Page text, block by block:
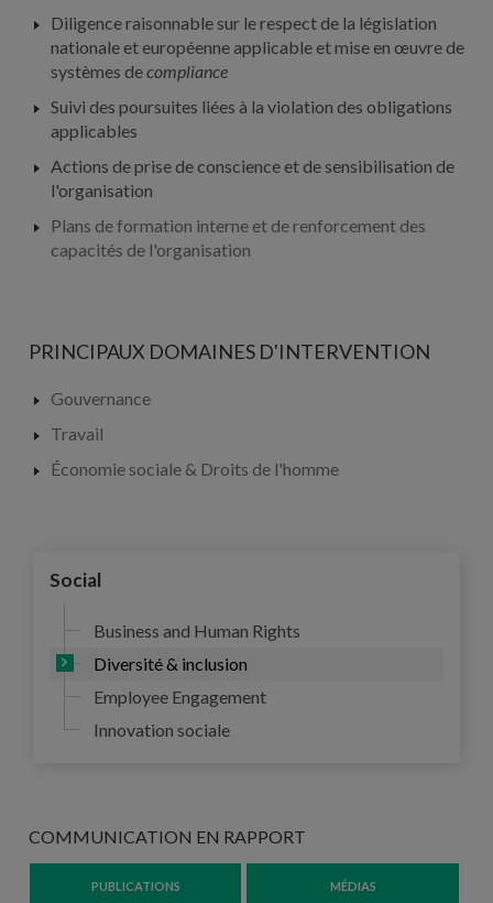
Diligence raisonnable sur le respect de la législation
nationale et européenne applicable et mise en œuvre de
systèmes decompliance
Suivi des poursuites liées à la violation des obligations
applicables
Actions de prise de conscience et de sensibilisation de
l'organisation
Plans de formation interne et de renforcement des
capacités de l'organisation
PRINCIPAUX DOMAINES D'INTERVENTION
Gouvernance
Travail
Économie sociale & Droits de l'homme
Social
Business and Human Rights
Diversité & inclusion
Employee Engagement
Innovation sociale
COMMUNICATION EN RAPPORT
PUBLICATIONS MÉDIAS